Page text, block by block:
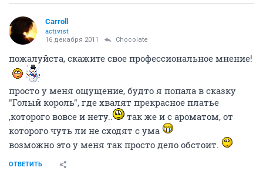
Carroll
activist
16 декабря 2011 Chocolate
пожалуйста, скажите свое профессиональное мнение!
просто у меня ощущение, будто я попала в сказку
"Голый король", где хвалят прекрасное платье
,которого вовсе и нету..
так же и с ароматом, от
которого чуть ли не сходят с ума
возможно это у меня так просто дело обстоит.
ОТВЕТИТЬ